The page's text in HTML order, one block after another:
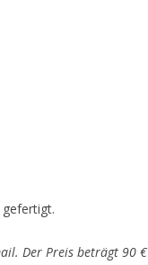
Der Preis beträgt 90 €